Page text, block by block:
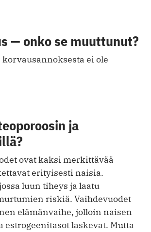
— onko se muuttunut?
ei ole
ja
ovat kaksi merkittävää
erityisesti naisia.
luun tiheys ja laatu
riskiä. Vaihdevuodet
elämänvaihe, jolloin naisen
laskevat. Mutta